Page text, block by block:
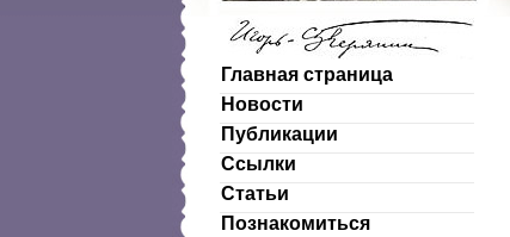
Главная страница
Новости
Публикации
Ссылки
Статьи
Познакомиться